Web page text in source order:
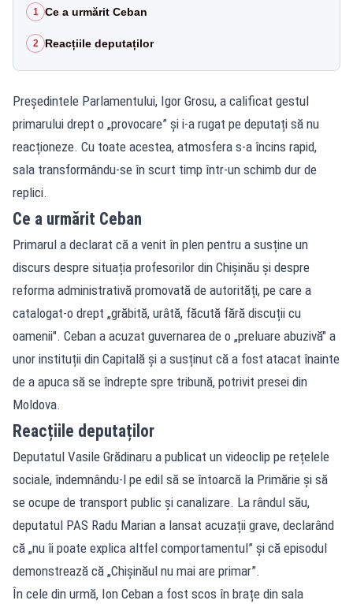
1 Ce a urmărit Ceban
2 Reacțiile deputaților
Președintele Parlamentului, Igor Grosu, a calificat gestul
primarului drept o „provocare” și i-a rugat pe deputați să nu
reacționeze. Cu toate acestea, atmosfera s-a încins rapid,
sala transformându-se în scurt timp într-un schimb dur de
replici.
Ce a urmărit Ceban
Primarul a declarat că a venit în plen pentru a susține un
discurs despre situația profesorilor din Chișinău și despre
reforma administrativă promovată de autorități, pe care a
catalogat-o drept „grăbită, urâtă, făcută fără discuții cu
oamenii". Ceban a acuzat guvernarea de o „preluare abuzivă" a
unor instituții din Capitală și a susținut că a fost atacat înainte
de a apuca să se îndrepte spre tribună, potrivit presei din
Moldova.
Reacțiile deputaților
Deputatul Vasile Grădinaru a publicat un videoclip pe rețelele
sociale, îndemnându-l pe edil să se întoarcă la Primărie și să
se ocupe de transport public și canalizare. La rândul său,
deputatul PAS Radu Marian a lansat acuzații grave, declarând
că „nu îi poate explica altfel comportamentul” și că episodul
demonstrează că „Chișinăul nu mai are primar”.
În cele din urmă, Ion Ceban a fost scos în brațe din sala